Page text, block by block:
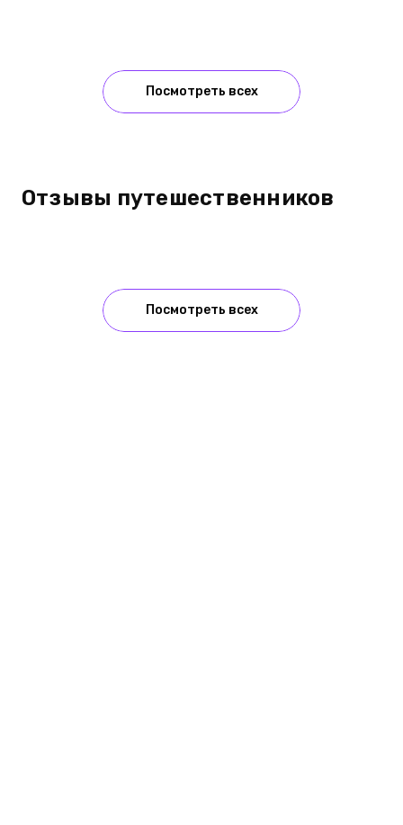
Посмотреть всех
Отзывы путешественников
Посмотреть всех